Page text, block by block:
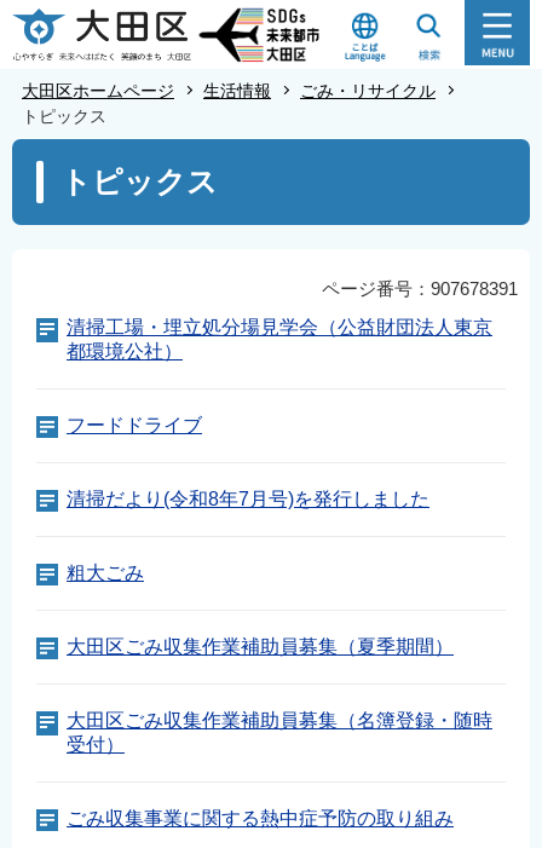
こ
の
ジ
大田区ホームページ 生活情報
ごみ・リサイクル
トピックス
こ
トピックス
ページ番号：907678391
清掃工場・埋立処分場見学会（公益財団法人東京
都環境公社）
フードドライブ
清掃だより(令和8年7月号)を発行しました
粗大ごみ
大田区ごみ収集作業補助員募集（夏季期間）
大田区ごみ収集作業補助員募集（名簿登録・随時
受付）
ごみ収集事業に関する熱中症予防の取り組み